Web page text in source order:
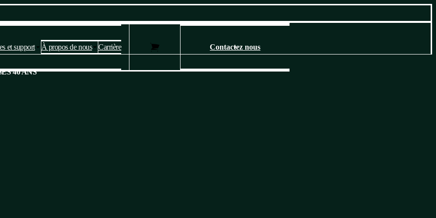
et support À propos de nous Carrière Contactez nous
40 ANS
Paramètres des cookies et de la
confidentialité